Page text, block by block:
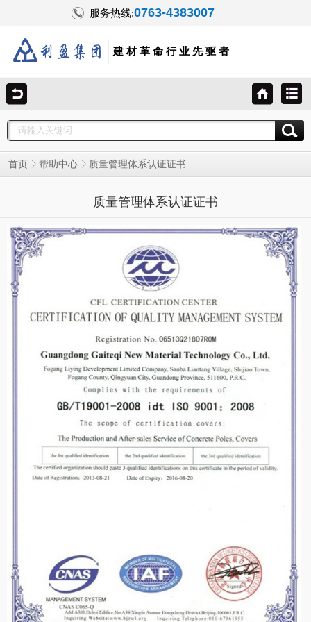
服务热线:0763-4383007
建 材 革 命 行 业 先 驱 者
首页 帮助中心 质量管理体系认证证书
质量管理体系认证证书